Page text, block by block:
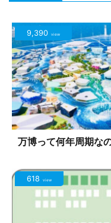
9,390 view
万博って何年周期な
618 view